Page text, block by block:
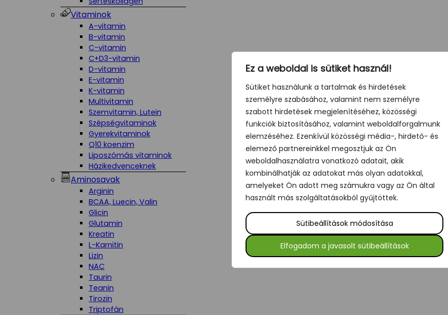
Ez a weboldal is sütiket használ!
Sütiket használunk a tartalmak és hirdetések
személyre szabásához, valamint nem személyre
szabott hirdetések megjelenítéséhez, közösségi
funkciók biztosításához, valamint weboldalforgalmunk
elemzéséhez. Ezenkívül közösségi média-, hirdető- és
elemező partnereinkkel megosztjuk az Ön
weboldalhasználatra vonatkozó adatait, akik
kombinálhatják az adatokat más olyan adatokkal,
amelyeket Ön adott meg számukra vagy az Ön által
használt más szolgáltatásokból gyűjtöttek.
Sütibeállítások módosítása
Elfogadom a javasolt sütibeállítások
Vitaminok
A-vitamin
B-vitamin
C-vitamin
C+D3-vitamin
D-vitamin
E-vitamin
K-vitamin
Multivitamin
Szemvitamin, Lutein
Szépségvitaminok
Gyerekvitaminok
Q10 koenzim
Liposzómás vitaminok
Házikedvenceknek
Aminosavak
Arginin
BCAA, Luecin, Valin
Glicin
Glutamin
Kreatin
L-Karnitin
Lizin
NAC
Taurin
Teanin
Tirozin
Triptofán